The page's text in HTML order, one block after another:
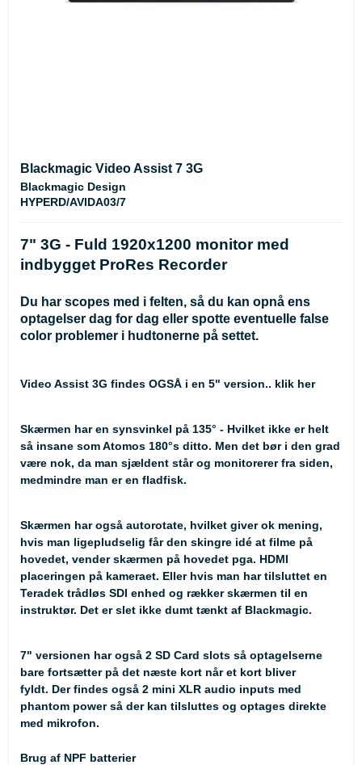
Blackmagic Video Assist 7 3G
Blackmagic Design
HYPERD/AVIDA03/7
7" 3G - Fuld 1920x1200 monitor med
indbygget ProRes Recorder
Du har scopes med i felten, så du kan opnå ens
optagelser dag for dag eller spotte eventuelle false
color problemer i hudtonerne på settet.
Video Assist 3G findes OGSÅ i en 5" version.. klik her
Skærmen har en synsvinkel på 135° - Hvilket ikke er helt
så insane som Atomos 180°s ditto. Men det bør i den grad
være nok, da man sjældent står og monitorerer fra siden,
medmindre man er en fladfisk.
Skærmen har også autorotate, hvilket giver ok mening,
hvis man ligepludselig får den skingre idé at filme på
hovedet, vender skærmen på hovedet pga. HDMI
placeringen på kameraet. Eller hvis man har tilsluttet en
Teradek trådløs SDI enhed og rækker skærmen til en
instruktør. Det er slet ikke dumt tænkt af Blackmagic.
7" versionen har også 2 SD Card slots så optagelserne
bare fortsætter på det næste kort når et kort bliver
fyldt. Der findes også 2 mini XLR audio inputs med
phantom power så der kan tilsluttes og optages direkte
med mikrofon.
Brug af NPF batterier